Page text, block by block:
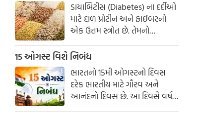
ડાયાબિટીસ (Diabetes) ના દર્દીઓ
માટે દાળ પ્રોટીન અને ફાઈબરનો
એક ઉત્તમ સ્ત્રોત છે. તેમનો
ગ્લાયસેમિક ઇન્ડેક્સ (GI) ઓછો
હોય છે, જેનો અર્થ છે કે તે લોહીમાં
શુગરના સ્તરને એકાએક વધારતી
નથી. AIIMS ના ડોક્ટર પાસેથી
જાણો કઈ દાળ સૌથી શ્રેષ્ઠ છે.
15 ઓગસ્ટ વિશે નિબંધ
ભારતનો 15મી ઓગસ્ટનો દિવસ
દરેક ભારતીય માટે ગૌરવ અને
આનંદનો દિવસ છે. આ દિવસે વર્ષ
1947માં ભારતે લગભગ 200 વર્ષના